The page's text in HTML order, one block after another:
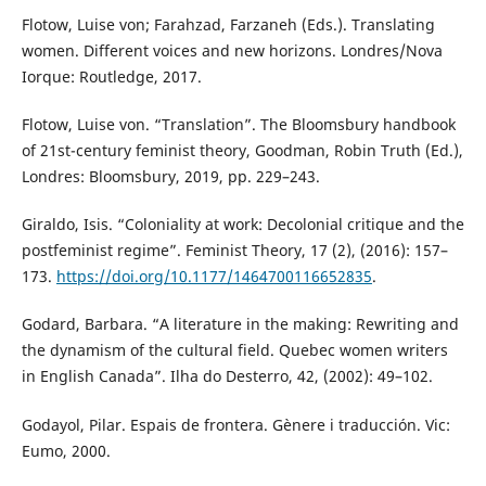
Flotow, Luise von; Farahzad, Farzaneh (Eds.). Translating
women. Different voices and new horizons. Londres/Nova
Iorque: Routledge, 2017.
Flotow, Luise von. “Translation”. The Bloomsbury handbook
of 21st-century feminist theory, Goodman, Robin Truth (Ed.),
Londres: Bloomsbury, 2019, pp. 229–243.
Giraldo, Isis. “Coloniality at work: Decolonial critique and the
postfeminist regime”. Feminist Theory, 17 (2), (2016): 157–
173. https://doi.org/10.1177/1464700116652835.
Godard, Barbara. “A literature in the making: Rewriting and
the dynamism of the cultural field. Quebec women writers
in English Canada”. Ilha do Desterro, 42, (2002): 49–102.
Godayol, Pilar. Espais de frontera. Gènere i traducción. Vic:
Eumo, 2000.